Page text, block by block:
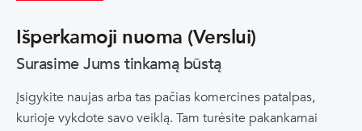
Išperkamoji nuoma (Verslui)
Surasime Jums tinkamą būstą
Įsigykite naujas arba tas pačias komercines patalpas,
kurioje vykdote savo veiklą. Tam turėsite pakankamai